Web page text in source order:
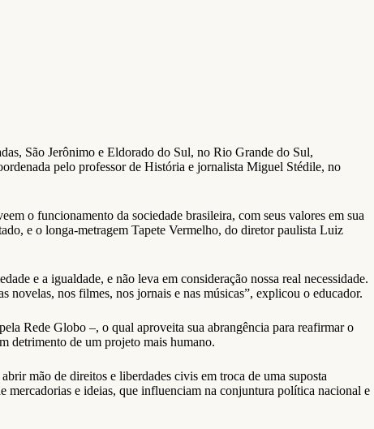
São Jerônimo e Eldorado do Sul, no Rio Grande do Sul,
pelo professor de História e jornalista Miguel Stédile, no
o funcionamento da sociedade brasileira, com seus valores em sua
e o longa-metragem Tapete Vermelho, do diretor paulista Luiz
e a igualdade, e não leva em consideração nossa real necessidade.
novelas, nos filmes, nos jornais e nas músicas”, explicou o educador.
Rede Globo –, o qual aproveita sua abrangência para reafirmar o
detrimento de um projeto mais humano.
mão de direitos e liberdades civis em troca de uma suposta
mercadorias e ideias, que influenciam na conjuntura política nacional e